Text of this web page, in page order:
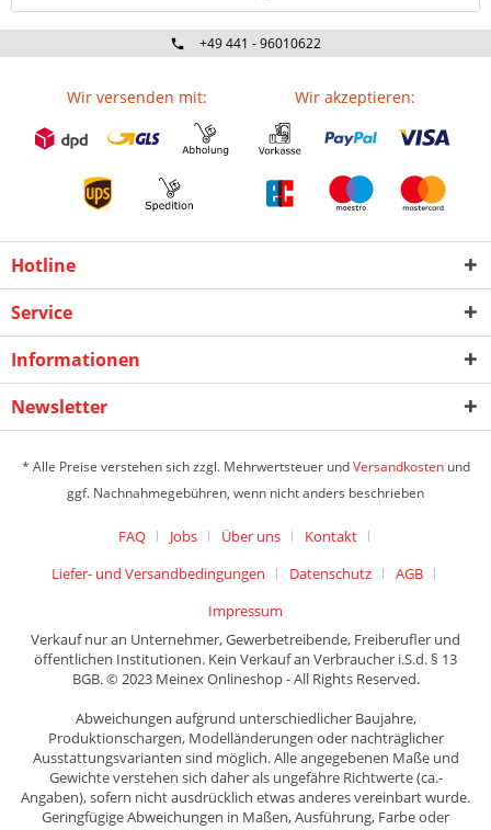
+49 441 - 96010622
Wir versenden mit: Wir akzeptieren:
Hotline
Service
Informationen
Newsletter
* Alle Preise verstehen sich zzgl. Mehrwertsteuer undVersandkostenund
ggf. Nachnahmegebühren, wenn nicht anders beschrieben
FAQ Jobs Über uns
Kontakt
Liefer- und Versandbedingungen
Datenschutz
AGB
Impressum
Verkauf nur an Unternehmer, Gewerbetreibende, Freiberufler und
öffentlichen Institutionen. Kein Verkauf an Verbraucher i.S.d. § 13
BGB. © 2023 Meinex Onlineshop - All Rights Reserved.
Abweichungen aufgrund unterschiedlicher Baujahre,
Produktionschargen, Modelländerungen oder nachträglicher
Ausstattungsvarianten sind möglich. Alle angegebenen Maße und
Gewichte verstehen sich daher als ungefähre Richtwerte (ca.-
Angaben), sofern nicht ausdrücklich etwas anderes vereinbart wurde.
Geringfügige Abweichungen in Maßen, Ausführung, Farbe oder